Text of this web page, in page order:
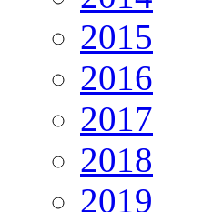
2015
2016
2017
2018
2019